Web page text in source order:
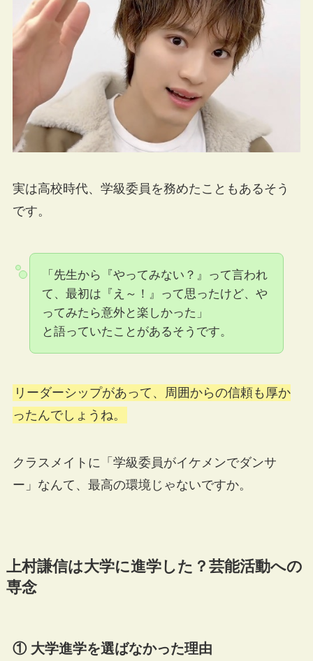
実は高校時代、学級委員を務めたこともあるそう
です。
「先生から『やってみない？』って言われ
て、最初は『え～！』って思ったけど、や
ってみたら意外と楽しかった」
と語っていたことがあるそうです。
リーダーシップがあって、周囲からの信頼も厚か
ったんでしょうね。
クラスメイトに「学級委員がイケメンでダンサ
ー」なんて、最高の環境じゃないですか。
上村謙信は大学に進学した？芸能活動への
専念
① 大学進学を選ばなかった理由